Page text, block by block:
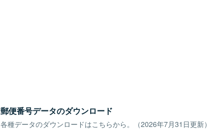
郵便番号データのダウンロード
各種データのダウンロードはこちらから。（2026年7月31日更新）